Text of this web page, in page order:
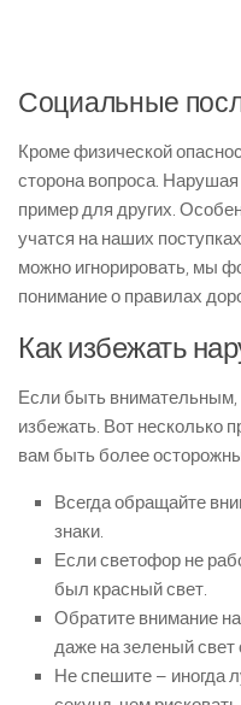
Социальные
Кроме физической
сторона вопроса.
пример для других.
учатся на наших
можно игнорировать, мы
понимание о правилах
Как избежать
Если быть внимательным,
избежать. Вот несколько
вам быть более
Всегда обращайте
знаки.
Если светофор не
был красный свет.
Обратите внимание
даже на зеленый свет
Не спешите – иногда